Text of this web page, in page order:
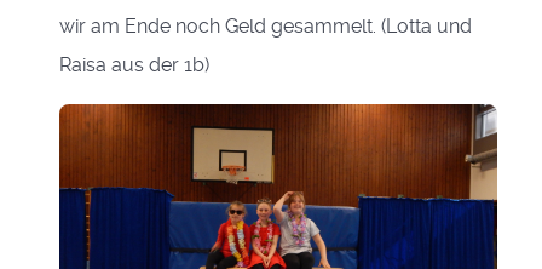
wir am Ende noch Geld gesammelt. (Lotta und
Raisa aus der 1b)